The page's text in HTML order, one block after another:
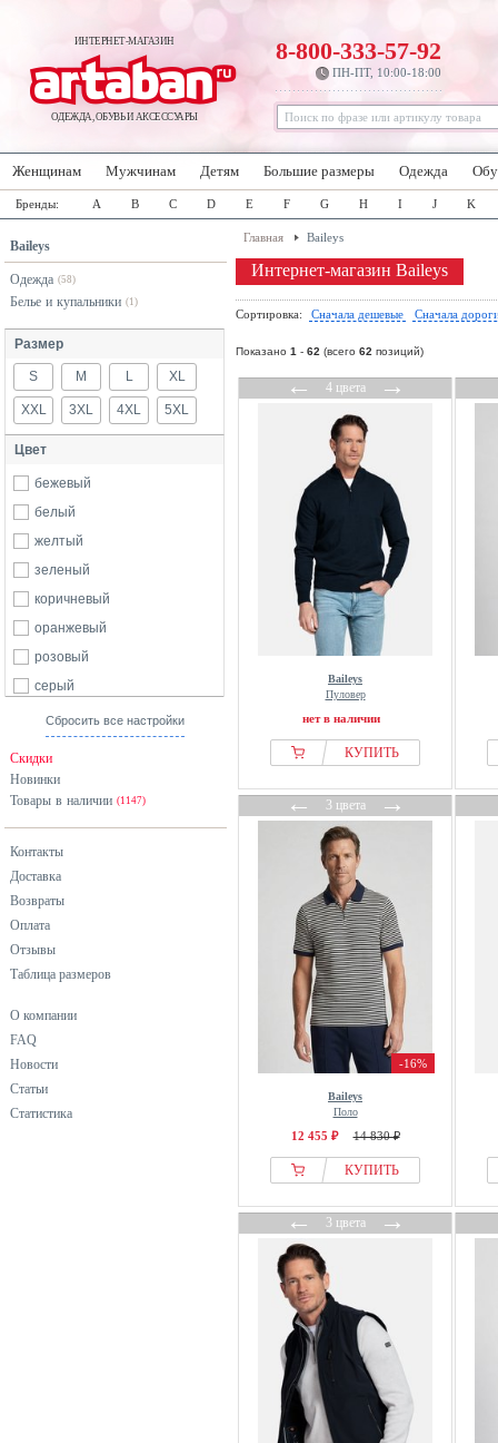
ИНТЕРНЕТ-МАГАЗИН
ОДЕЖДА, ОБУВЬ И АКСЕССУАРЫ
8-800-333-57-92
ПН-ПТ, 10:00-18:00
Женщинам Мужчинам Детям Большие размеры Одежда
Бренды: A B C D E F G H I J K
Baileys
Одежда (58)
Белье и купальники (1)
Размер
S M L XL
XXL 3XL 4XL 5XL
Цвет
бежевый
белый
желтый
зеленый
коричневый
оранжевый
розовый
серый
синий
Сбросить все настройки
Скидки
Новинки
Товары в наличии (1147)
Контакты
Доставка
Возвраты
Оплата
Отзывы
Таблица размеров
О компании
FAQ
Новости
Статьи
Статистика
Главная Baileys
Интернет-магазин Baileys
Сортировка: Сначала дешевые Сначала
Показано 1 - 62 (всего 62 позиций)
←4 цвета→
Baileys
Пуловер
нет в наличии
КУПИТЬ
←3 цвета→
-16%
Baileys
Поло
12 455 ₽ 14 830 ₽
КУПИТЬ
←3 цвета→